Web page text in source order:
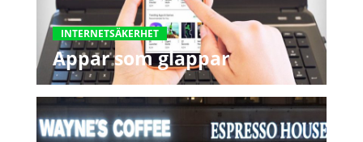
INTERNETSÄKERHET
Appar som glappar